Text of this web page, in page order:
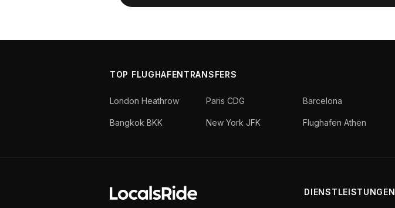
TOP FLUGHAFENTRANSFERS
London Heathrow Paris CDG Barcelona
Bangkok BKK New York JFK Flughafen Athen
DIENSTLEISTUNGEN